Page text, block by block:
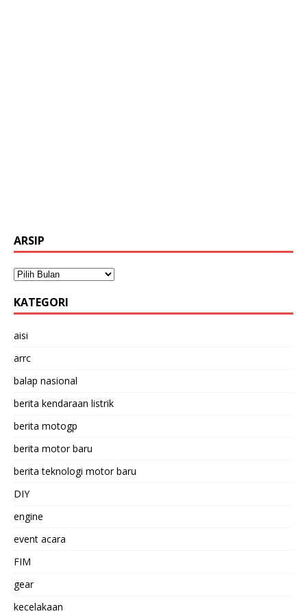
ARSIP
KATEGORI
aisi
arrc
balap nasional
berita kendaraan listrik
berita motogp
berita motor baru
berita teknologi motor baru
DIY
engine
event acara
FIM
gear
kecelakaan